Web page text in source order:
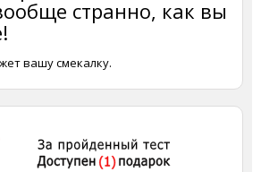
странно, как вы
вашу смекалку.